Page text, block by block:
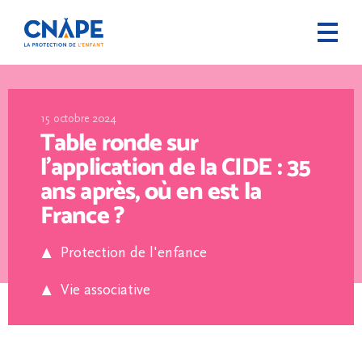
15 octobre 2024
Table ronde sur
l’application de la CIDE : 35
ans après, où en est la
France ?
Protection de l'enfance
Vie associative